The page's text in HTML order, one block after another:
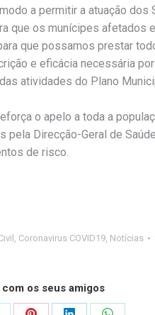
a permitir a atuação dos
que os munícipes
que possamos prestar
e eficácia necessária
atividades do Plano
o apelo a toda a
Direcção-Geral de
de risco.
Coronavirus COVID19, Notícias
os seus amigos